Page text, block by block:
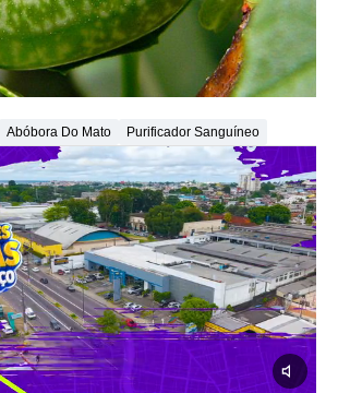
Abóbora Do Mato Purificador Sanguíneo